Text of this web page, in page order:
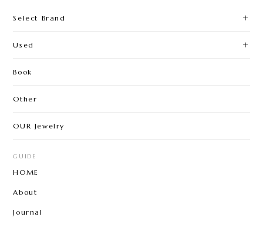
Select Brand
Used
Book
Other
OUR Jewelry
GUIDE
HOME
About
Journal